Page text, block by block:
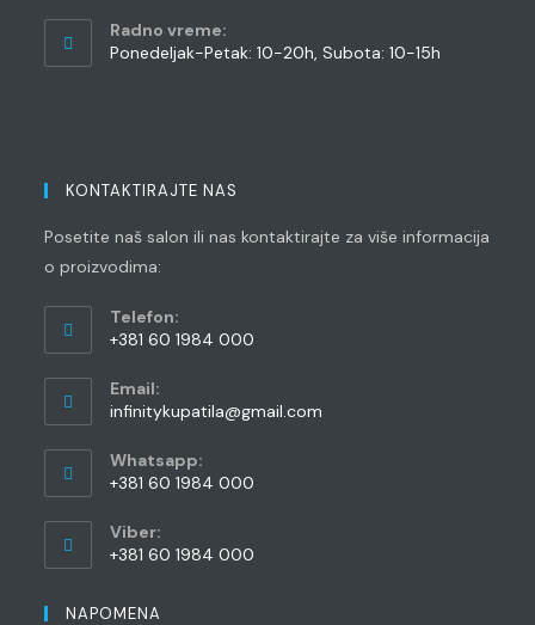
Radno vreme:
Ponedeljak-Petak: 10-20h, Subota: 10-15h
KONTAKTIRAJTE NAS
Posetite naš salon ili nas kontaktirajte za više informacija
o proizvodima:
Telefon:
+381 60 1984 000
in
your
application
Email:
infinitykupatila@gmail.com
Whatsapp:
+381 60 1984 000
in
your
Viber:
+381 60 1984 000
in
NAPOMENA